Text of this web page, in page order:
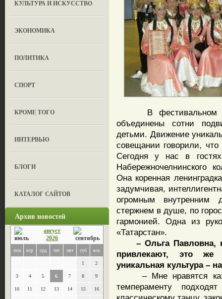
КУЛЬТУРА И ИСКУССТВО
ЭКОНОМИКА
ПОЛИТИКА
СПОРТ
КРОМЕ ТОГО
ИНТЕРВЬЮ
БЛОГИ
КАТАЛОГ САЙТОВ
Архив новостей
август
2026
пон втр срд чет пят суб вск
1 2
3 4 5 6 7 8 9
10 11 12 13 14 15 16
В фестивальном
объединены сотни
детьми. Движение
совещании говорили,
Сегодня у нас в
Набережночелнинского
Она коренная
задумчивая,
огромным внутренним
стержнем в душе, по
гармонией. Одна из
«Татарстан».
– Ольга Павловна,
привлекают, это же
уникальная культура –
– Мне нравятся
темпераменту